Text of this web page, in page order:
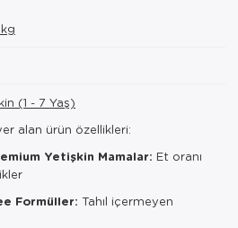
(1 - 7 Yaş)
alan ürün özellikleri:
Yetişkin Mamalar: Et oranı
Formüller: Tahıl içermeyen